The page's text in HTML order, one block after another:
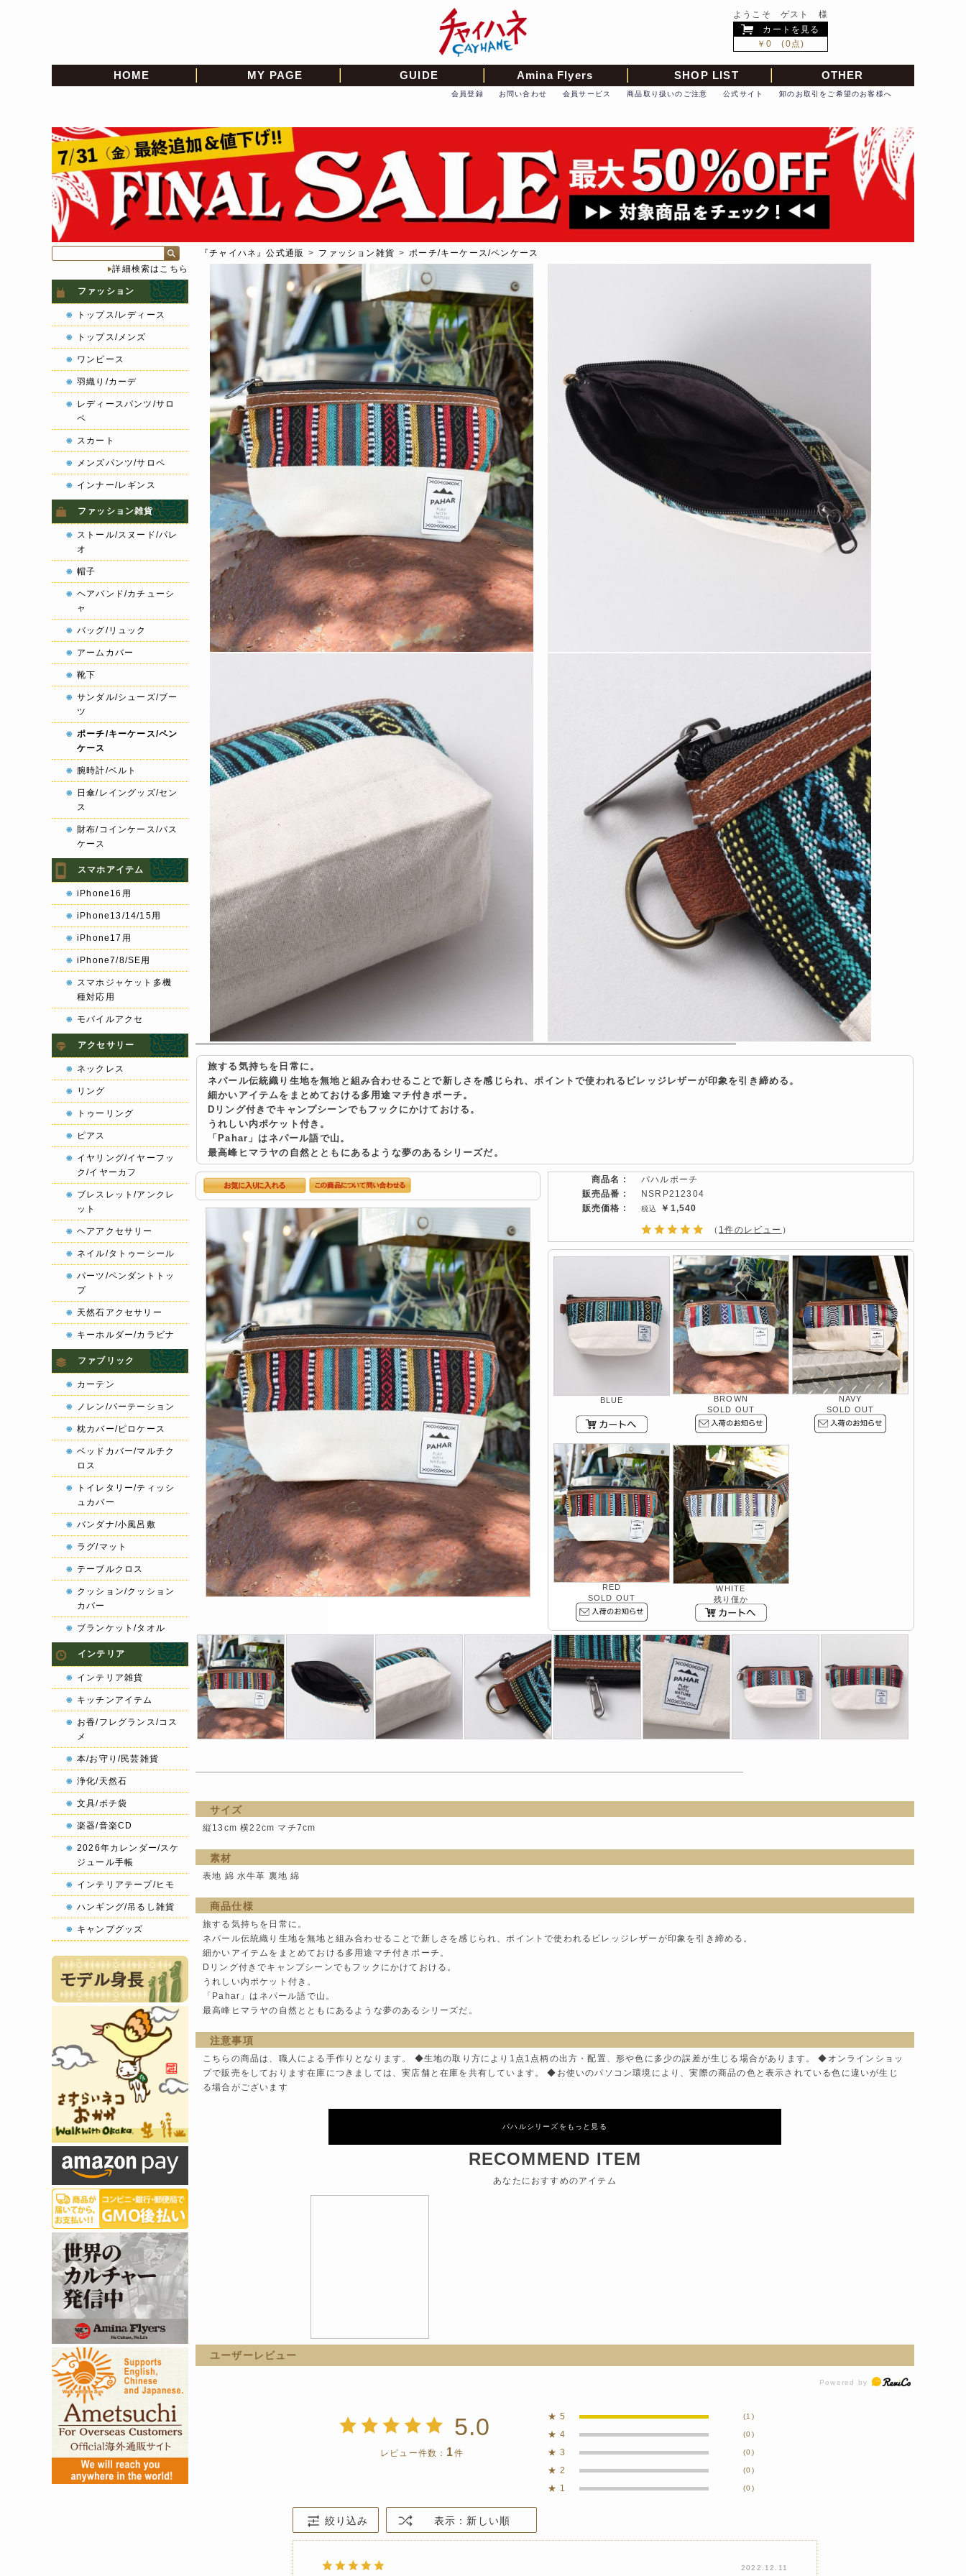
ようこそ ゲスト 様
カートを見る
￥0 (0点)
HOME MY PAGE GUIDE Amina Flyers SHOP LIST OTHER
卸のお取引をご希望のお客様へ
公式サイト
商品取り扱いのご注意
会員サービス
お問い合わせ
会員登録
『チャイハネ』公式通販 > ファッション雑貨 > ポーチ/キーケース/ペンケース
旅する気持ちを日常に。
ネパール伝統織り生地を無地と組み合わせることで新しさを感じられ、ポイントで使われるビレッジレザーが印象を引き締める。
細かいアイテムをまとめておける多用途マチ付きポーチ。
Dリング付きでキャンプシーンでもフックにかけておける。
うれしい内ポケット付き。
「Pahar」はネパール語で山。
最高峰ヒマラヤの自然とともにあるような夢のあるシリーズだ。
商品名 :
パハルポーチ
販売品番 :
NSRP212304
販売価格 :
￥1,540
（ 1件のレビュー ）
BLUE
BROWN
SOLD OUT
NAVY
SOLD OUT
RED
SOLD OUT
WHITE
残り僅か
サイズ
縦13cm 横22cm マチ7cm
素材
表地 綿 水牛革 裏地 綿
商品仕様
旅する気持ちを日常に。
ネパール伝統織り生地を無地と組み合わせることで新しさを感じられ、ポイントで使われるビレッジレザーが印象を引き締める。
細かいアイテムをまとめておける多用途マチ付きポーチ。
Dリング付きでキャンプシーンでもフックにかけておける。
うれしい内ポケット付き。
「Pahar」はネパール語で山。
最高峰ヒマラヤの自然とともにあるような夢のあるシリーズだ。
注意事項
こちらの商品は、職人による手作りとなります。 ◆生地の取り方により1点1点柄の出方・配置、形や色に多少の誤差が生じる場合があります。 ◆オンラインショッ
プで販売をしております在庫につきましては、実店舗と在庫を共有しています。 ◆お使いのパソコン環境により、実際の商品の色と表示されている色に違いが生じ
る場合がございます
パハルシリーズをもっと見る
RECOMMEND ITEM
あなたにおすすめのアイテム
ユーザーレビュー
5.0
レビュー件数： 1件
★ 5 (1)
★ 4 (0)
★ 3 (0)
★ 2 (0)
★ 1 (0)
絞り込み 表示：新しい順
2022.12.11
詳細検索はこちら
ファッション
トップス/レディース
トップス/メンズ
ワンピース
羽織り/カーデ
レディースパンツ/サロ
ペ
スカート
メンズパンツ/サロペ
インナー/レギンス
ファッション雑貨
ストール/スヌード/パレ
オ
帽子
ヘアバンド/カチューシ
ャ
バッグ/リュック
アームカバー
靴下
サンダル/シューズ/ブー
ツ
ポーチ/キーケース/ペン
ケース
腕時計/ベルト
日傘/レイングッズ/セン
ス
財布/コインケース/パス
ケース
スマホアイテム
iPhone16用
iPhone13/14/15用
iPhone17用
iPhone7/8/SE用
スマホジャケット多機
種対応用
モバイルアクセ
アクセサリー
ネックレス
リング
トゥーリング
ピアス
イヤリング/イヤーフッ
ク/イヤーカフ
ブレスレット/アンクレ
ット
ヘアアクセサリー
ネイル/タトゥーシール
パーツ/ペンダントトッ
プ
天然石アクセサリー
キーホルダー/カラビナ
ファブリック
カーテン
ノレン/パーテーション
枕カバー/ピロケース
ベッドカバー/マルチク
ロス
トイレタリー/ティッシ
ュカバー
バンダナ/小風呂敷
ラグ/マット
テーブルクロス
クッション/クッション
カバー
ブランケット/タオル
インテリア
インテリア雑貨
キッチンアイテム
お香/フレグランス/コス
メ
本/お守り/民芸雑貨
浄化/天然石
文具/ポチ袋
楽器/音楽CD
2026年カレンダー/スケ
ジュール手帳
インテリアテープ/ヒモ
ハンギング/吊るし雑貨
キャンプグッズ